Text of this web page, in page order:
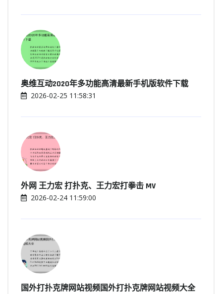
奥维互动2020年多功能高清最新手机版软件下载
2026-02-25 11:58:31
外网 王力宏 打扑克、王力宏打拳击 MV
2026-02-24 11:59:00
国外打扑克牌网站视频国外打扑克牌网站视频大全